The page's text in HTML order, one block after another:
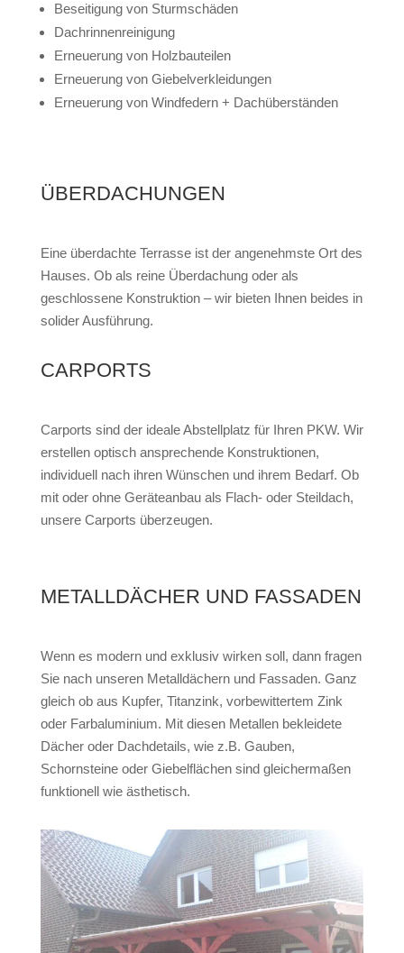
Beseitigung von Sturmschäden
Dachrinnenreinigung
Erneuerung von Holzbauteilen
Erneuerung von Giebelverkleidungen
Erneuerung von Windfedern + Dachüberständen
ÜBERDACHUNGEN
Eine überdachte Terrasse ist der angenehmste Ort des
Hauses. Ob als reine Überdachung oder als
geschlossene Konstruktion – wir bieten Ihnen beides in
solider Ausführung.
CARPORTS
Carports sind der ideale Abstellplatz für Ihren PKW. Wir
erstellen optisch ansprechende Konstruktionen,
individuell nach ihren Wünschen und ihrem Bedarf. Ob
mit oder ohne Geräteanbau als Flach- oder Steildach,
unsere Carports überzeugen.
METALLDÄCHER UND FASSADEN
Wenn es modern und exklusiv wirken soll, dann fragen
Sie nach unseren Metalldächern und Fassaden. Ganz
gleich ob aus Kupfer, Titanzink, vorbewittertem Zink
oder Farbaluminium. Mit diesen Metallen bekleidete
Dächer oder Dachdetails, wie z.B. Gauben,
Schornsteine oder Giebelflächen sind gleichermaßen
funktionell wie ästhetisch.